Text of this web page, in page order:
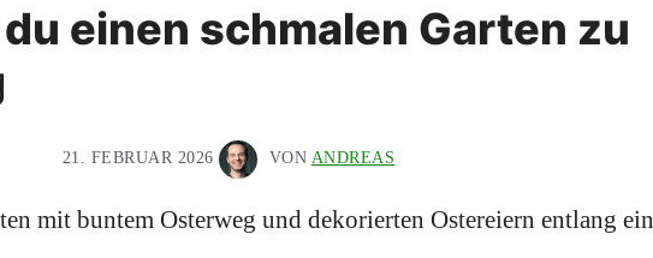
einen schmalen Garten zu
21. FEBRUAR 2026 VON ANDREAS